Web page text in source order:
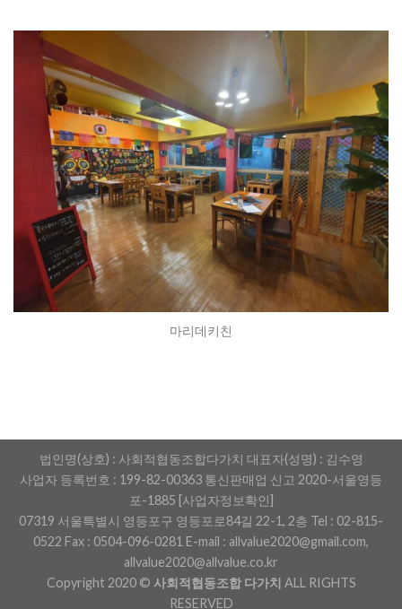
마리데키친
법인명(상호) : 사회적협동조합다가치 대표자(성명) : 김수영
사업자 등록번호 : 199-82-00363 통신판매업 신고 2020-서울영등
포-1885 [사업자정보확인]
07319 서울특별시 영등포구 영등포로84길 22-1, 2층 Tel : 02-815-
0522 Fax : 0504-096-0281 E-mail : allvalue2020@gmail.com,
allvalue2020@allvalue.co.kr
Copyright 2020 © 사회적협동조합 다가치 ALL RIGHTS
RESERVED